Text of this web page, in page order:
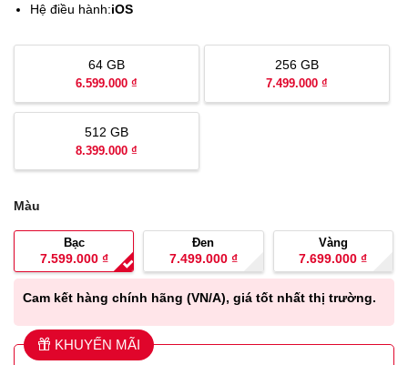
Hệ điều hành:iOS
Màu
Bạc
7.599.000 ₫
Đen
7.499.000 ₫
Vàng
7.699.000₫
64 GB
6.599.000 ₫
256 GB
7.499.000 ₫
512 GB
8.399.000 ₫
Cam kết hàng chính hãng (VN/A), giá tốt nhất thị trường.
KHUYẾN MÃI